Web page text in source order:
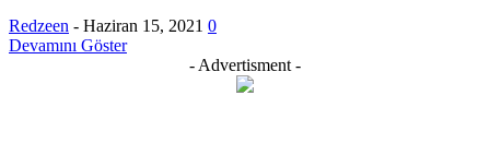
Redzeen - Haziran 15, 2021 0
Devamını Göster
- Advertisment -